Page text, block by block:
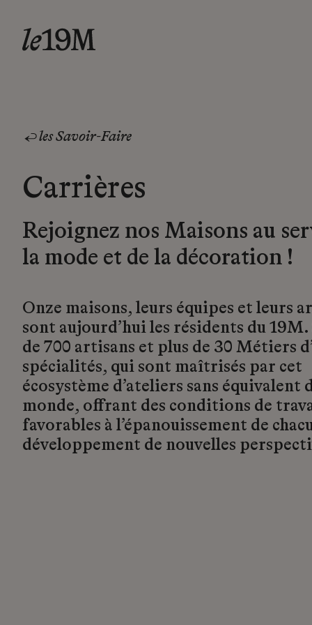
les Savoir-Faire
Carrières
Rejoignez nos Maisons au
la mode et de la décoration !
Onze maisons, leurs équipes et leurs
sont aujourd’hui les résidents du
de 700 artisans et plus de 30 Métiers
spécialités, qui sont maîtrisés par cet
écosystème d’ateliers sans équivalent
monde, offrant des conditions de
favorables à l’épanouissement de
développement de nouvelles